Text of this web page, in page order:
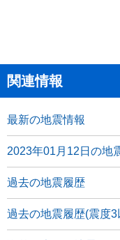
関連情報
最新の地震情報
2023年01月12日の地
過去の地震履歴
過去の地震履歴(震度3